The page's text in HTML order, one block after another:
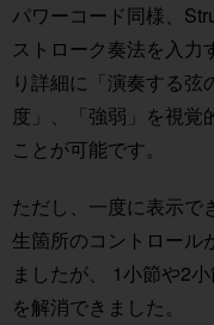
パワーコード同様、
ストローク奏法を入力
り詳細に「演奏する弦
度」、「強弱」を視覚
ことが可能です。
ただし、一度に表示で
生箇所のコントロール
ましたが、 1小節や2
を解消できました。